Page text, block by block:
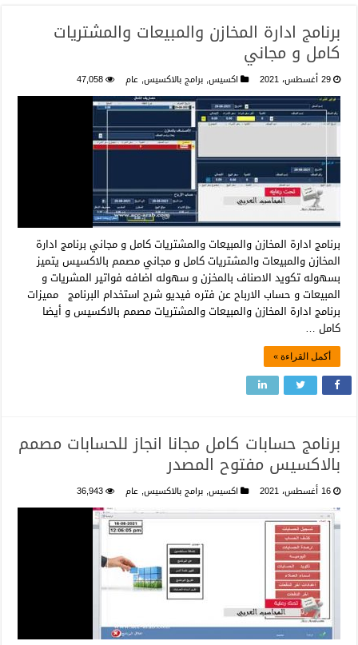
برنامج ادارة المخازن والمبيعات والمشتريات
كامل و مجاني
29 أغسطس، 2021 اكسيس, برامج بالاكسيس, عام 47,058
برنامج ادارة المخازن والمبيعات والمشتريات كامل و مجاني برنامج ادارة
المخازن والمبيعات والمشتريات كامل و مجاني مصمم بالاكسيس يتميز
بسهوله تكويد الاصناف بالمخزن و سهوله اضافه فواتير المشريات و
المبيعات و حساب الارباح عن فتره فيديو شرح استخدام البرنامج مميزات
برنامج ادارة المخازن والمبيعات والمشتريات مصمم بالاكسيس و أيضا
كامل …
أكمل القراءة »
برنامج حسابات كامل مجانا انجاز للحسابات مصمم
بالاكسيس مفتوح المصدر
16 أغسطس، 2021 اكسيس, برامج بالاكسيس, عام 36,943